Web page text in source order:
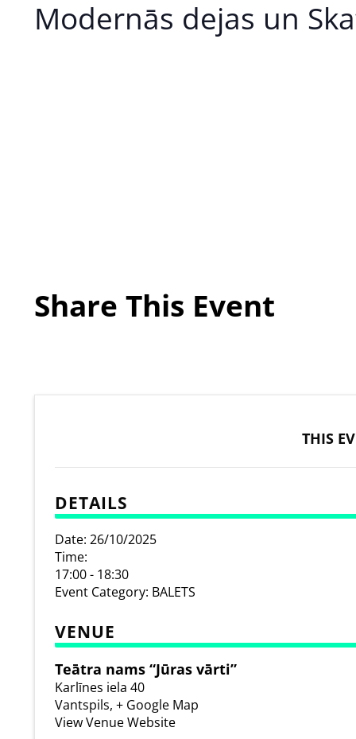
Modernās dejas un
Share This Event
THIS
DETAILS
Date: 26/10/2025
Time:
17:00 - 18:30
Event Category: BALETS
VENUE
Teātra nams “Jūras vārti”
Karlīnes iela 40
Vantspils, + Google Map
View Venue Website